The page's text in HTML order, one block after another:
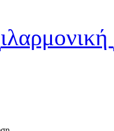
ιλαρμονική